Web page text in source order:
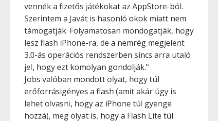
vennék a fizetős játékokat az AppStore-ból.
Szerintem a Javát is hasonló okok miatt nem
támogatják. Folyamatosan mondogatják, hogy
lesz flash iPhone-ra, de a nemrég megjelent
3.0-ás operációs rendszerben sincs arra utaló
jel, hogy ezt komolyan gondolják."
Jobs valóban mondott olyat, hogy túl
erőforrásigényes a flash (amit akár úgy is
lehet olvasni, hogy az iPhone túl gyenge
hozzá), meg olyat is, hogy a Flash Lite túl